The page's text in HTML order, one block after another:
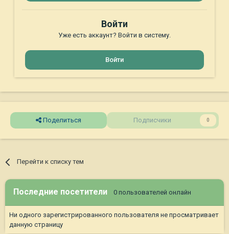
Войти
Уже есть аккаунт? Войти в систему.
Войти
Поделиться Подписчики 0
Перейти к списку тем
Последние посетители 0 пользователей онлайн
Ни одного зарегистрированного пользователя не просматривает
данную страницу